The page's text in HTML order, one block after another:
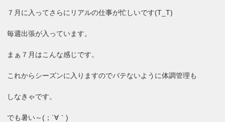
７月に入ってさらにリアルの仕事が忙しいです(T_T)
毎週出張が入っています。
まぁ７月はこんな感じです。
これからシーズンに入りますのでバテないように体調管理も
しなきゃです。
でも暑い～(；´∀｀)